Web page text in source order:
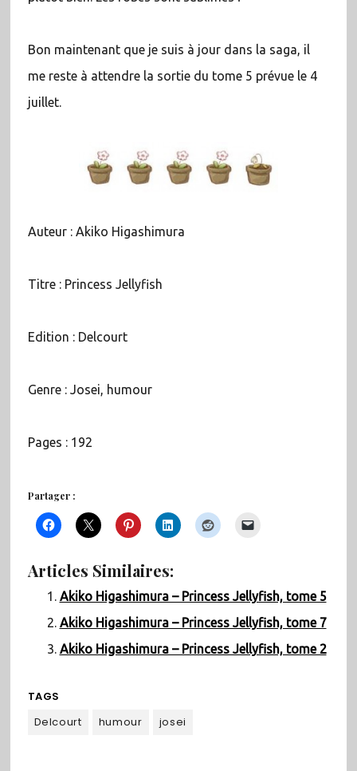
Bon maintenant que je suis à jour dans la saga, il
me reste à attendre la sortie du tome 5 prévue le 4
juillet.
Auteur : Akiko Higashimura
Titre : Princess Jellyfish
Edition : Delcourt
Genre : Josei, humour
Pages : 192
Partager :
Articles Similaires:
Akiko Higashimura – Princess Jellyfish, tome 5
Akiko Higashimura – Princess Jellyfish, tome 7
Akiko Higashimura – Princess Jellyfish, tome 2
TAGS
Delcourt
humour josei